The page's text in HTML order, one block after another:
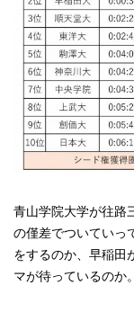
青山学院大学が往路
の僅差でついていっ
をするのか、早稲田
マが待っているのか。